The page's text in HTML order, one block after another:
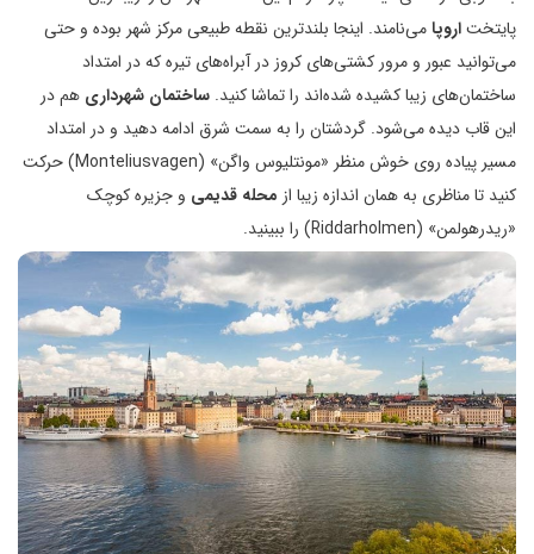
پایتختاروپا می‌نامند. اینجا بلندترین نقطه طبیعی مرکز شهر بوده و حتی
می‌توانید عبور و مرور کشتی‌های کروز در آبراه‌های تیره که در امتداد
ساختمان‌های زیبا کشیده شده‌اند را تماشا کنید. ساختمان شهرداری هم در
این قاب دیده می‌شود. گردشتان را به سمت شرق ادامه دهید و در امتداد
مسیر پیاده روی خوش منظر «مونتلیوس واگن» (Monteliusvagen) حرکت
کنید تا مناظری به همان اندازه زیبا از محله قدیمی و جزیره کوچک
«ریدرهولمن» (Riddarholmen) را ببینید.